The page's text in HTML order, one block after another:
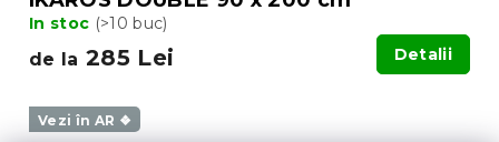
In stoc (>10 buc)
de la 285 Lei Detalii
Vezi în AR ❖